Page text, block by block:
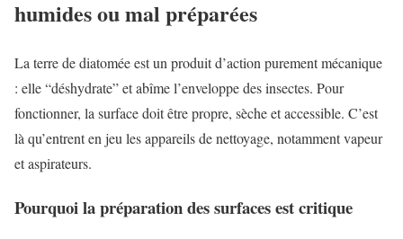
humides ou mal préparées
La terre de diatomée est un produit d’action purement mécanique
: elle “déshydrate” et abîme l’enveloppe des insectes. Pour
fonctionner, la surface doit être propre, sèche et accessible. C’est
là qu’entrent en jeu les appareils de nettoyage, notamment vapeur
et aspirateurs.
Pourquoi la préparation des surfaces est critique